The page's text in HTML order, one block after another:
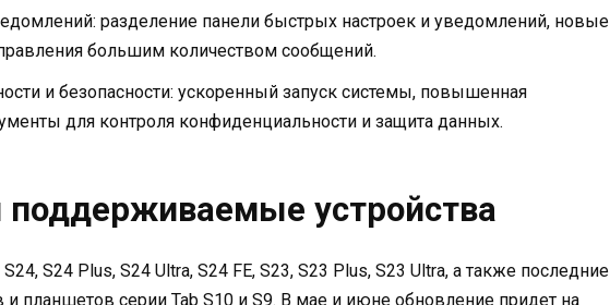
разделение панели быстрых настроек и уведомлений, новые
большим количеством сообщений.
и безопасности: ускоренный запуск системы, повышенная
для контроля конфиденциальности и защита данных.
поддерживаемые устройства
S24 Plus, S24 Ultra, S24 FE, S23, S23 Plus, S23 Ultra, а также последние
планшетов серии Tab S10 и S9. В мае и июне обновление придет на